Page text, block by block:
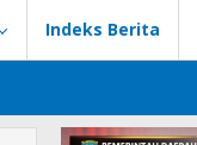
Indeks Berita